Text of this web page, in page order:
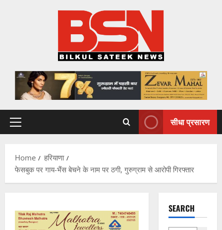
Primary
सीधा प्रसारण
Home
हरियाणा
फेसबुक पर गाय-भैंस बेचने के नाम पर ठगी, गुरुग्राम से आरोपी गिरफ्तार
SEARCH